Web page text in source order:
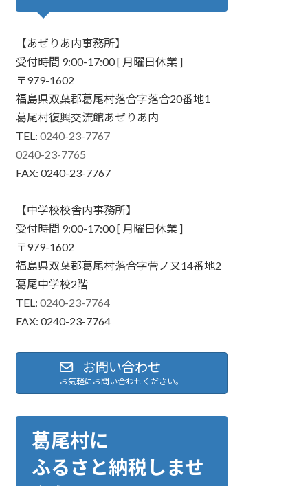
【あぜりあ内事務所】
受付時間 9:00-17:00 [ 月曜日休業 ]
〒979-1602
福島県双葉郡葛尾村落合字落合20番地1
葛尾村復興交流館あぜりあ内
TEL:0240-23-7767
0240-23-7765
FAX: 0240-23-7767
【中学校校舎内事務所】
受付時間 9:00-17:00 [ 月曜日休業 ]
〒979-1602
福島県双葉郡葛尾村落合字菅ノ又14番地2
葛尾中学校2階
TEL:0240-23-7764
FAX: 0240-23-7764
お問い合わせ
お気軽にお問い合わせください。
葛尾村に
ふるさと納税しませ